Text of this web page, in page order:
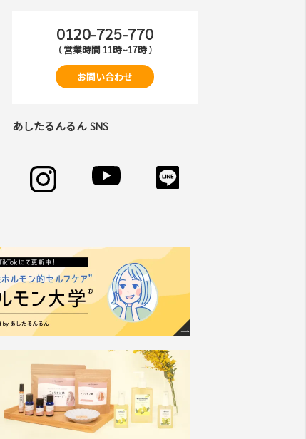
0120-725-770
( 営業時間 11時~17時 )
お問い合わせ
あしたるんるん SNS